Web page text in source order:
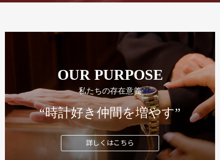
OUR PURPOSE
私たちの存在意義
“時計好き仲間を増やす”
詳しくはこちら